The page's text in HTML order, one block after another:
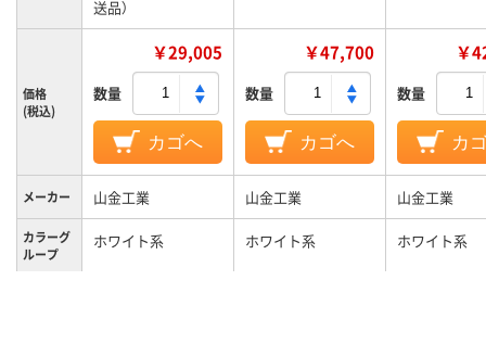
送品）
価格
(税込)
￥29,005
数量
カゴへ
￥47,700
数量
カゴへ
￥
数量
カ
メーカー 山金工業 山金工業 山金工業
カラーグ
ループ
ホワイト系 ホワイト系 ホワイト系